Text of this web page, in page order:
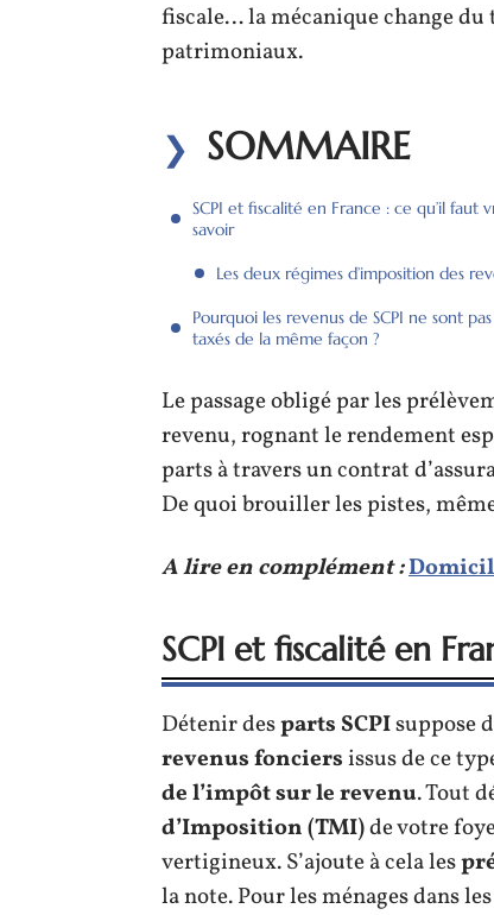
fiscale… la mécanique change
patrimoniaux.
SOMMAIRE
SCPI et fiscalité en France : ce qu’il faut
savoir
Les deux régimes d’imposition des
Pourquoi les revenus de SCPI ne sont
taxés de la même façon ?
Le passage obligé par les
revenu, rognant le rendement
parts à travers un contrat
De quoi brouiller les pistes,
A lire en complément :
SCPI et fiscalité en
Détenir desparts SCPIsuppose
revenus fonciersissus de ce
de l’impôt sur le revenu. Tout
d’Imposition (TMI)de votre
vertigineux. S’ajoute à cela les
la note. Pour les ménages dans